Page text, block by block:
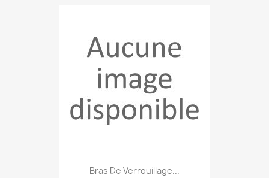
Bras De Verrouillage...